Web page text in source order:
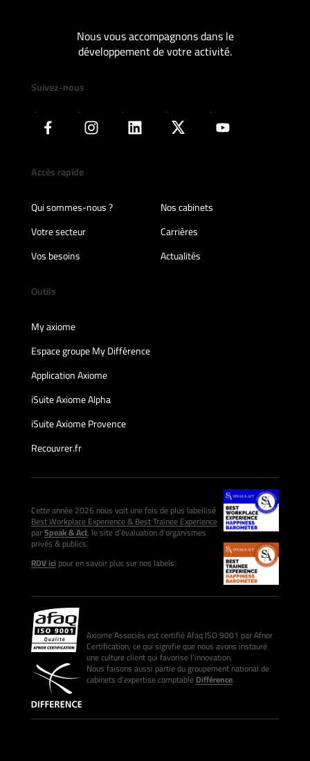
Nous vous accompagnons dans le
développement de votre activité.
Suivez-nous
Accès rapide
Qui sommes-nous ?
Nos cabinets
Votre secteur
Carrières
Vos besoins
Actualités
Outils
My axiome
Espace groupe My Différence
Application Axiome
iSuite Axiome Alpha
iSuite Axiome Provence
Recouvrer.fr
Cette année 2026 nous voit une fois de plus labellisé
Best Workplace Experience & Best Trainee Experience
parSpeak & Act, le site d’évaluation d’organismes
privés & publics.
RDV icipour en savoir plus sur nos labels.
Axiome Associés est certifié Afaq ISO 9001 par Afnor
Certification, ce qui signifie que nous avons instauré
une culture client qui favorise l’innovation.
Nous faisons aussi partie du groupement national de
cabinets d’expertise comptableDifférence.